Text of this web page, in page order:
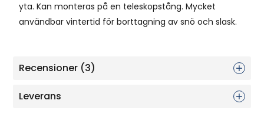
yta. Kan monteras på en teleskopstång. Mycket
användbar vintertid för borttagning av snö och slask.
Recensioner (3)
Leverans